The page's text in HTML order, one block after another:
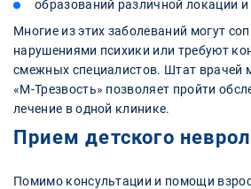
образований различной локации и
Многие из этих заболеваний могут
нарушениями психики или требуют
смежных специалистов. Штат врачей
«М-Трезвость» позволяет пройти
лечение в одной клинике.
Прием детского
Помимо консультации и помощи